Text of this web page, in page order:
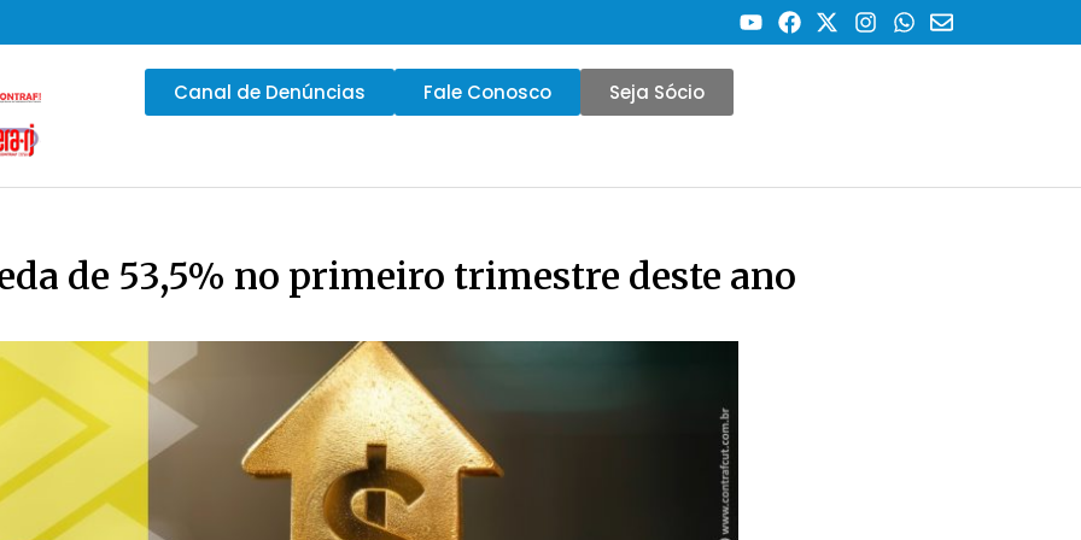
Canal de Denúncias Fale Conosco Seja Sócio
de 53,5% no primeiro trimestre deste ano